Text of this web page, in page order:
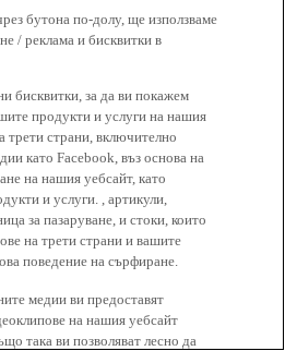
бутона по-долу, ще използваме
/ реклама и бисквитки в
бисквитки, за да ви покажем
продукти и услуги на нашия
трети страни, включително
като Facebook, въз основа на
на нашия уебсайт, като
и услуги. , артикули,
за пазаруване, и стоки, които
на трети страни и вашите
поведение на сърфиране.
медии ви предоставят
на нашия уебсайт
така ви позволяват лесно да